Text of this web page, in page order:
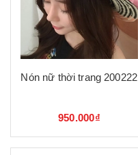
Nón nữ thời trang 200222
950.000₫